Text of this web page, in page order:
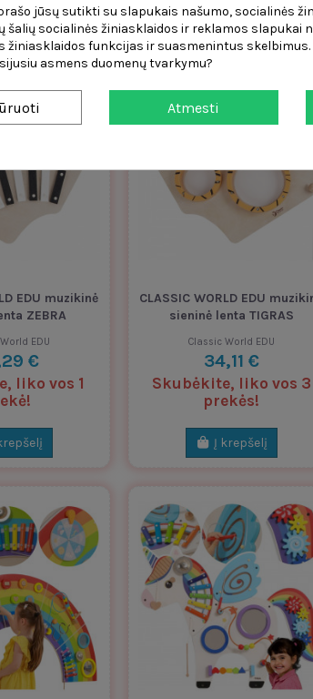
Į krepšelį
EDU muzikinė
ZEBRA
EDU
€
liko vos 1
CLASSIC WORLD EDU
sieninė lenta TIGRAS
Classic World EDU
34,11 €
Skubėkite, liko vos 3
prekės!
Į krepšelį
jūsų sutikti su slapukais našumo, socialinės
šalių socialinės žiniasklaidos ir reklamos slapukai
žiniasklaidos funkcijas ir suasmenintus skelbimus.
asmens duomenų tvarkymu?
Atmesti